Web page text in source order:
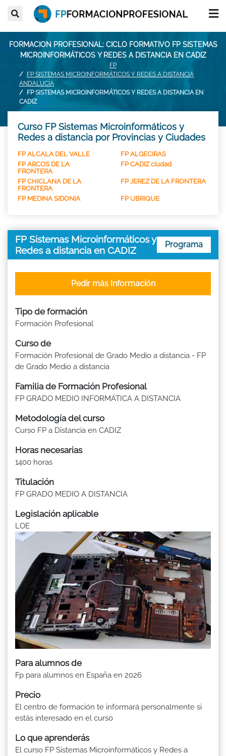
FORMACION PROFESIONAL: CICLO FORMATIVO FP SISTEMAS
MICROINFORMÁTICOS Y REDES A DISTANCIA EN CADIZ
FP
FP SISTEMAS MICROINFORMÁTICOS Y REDES A DISTANCIA
ANDALUCÍA
FP SISTEMAS MICROINFORMÁTICOS Y REDES A DISTANCIA EN
CADIZ
Curso FP Sistemas Microinformáticos y
Redes a distancia por Provincias y Ciudades
FP ALCALA DEL VALLE
FP ALGECIRAS
FP ARCOS DE LA
FRONTERA
FP CADIZ ciudad
FP CHICLANA DE LA
FRONTERA
FP JEREZ DE LA FRONTERA
FP MEDINA SIDONIA FP UBRIQUE
FP Sistemas Microinformáticos y
Redes a distancia en CADIZ
Programa
Tipo de formación
Formación Profesional
Curso de
Formación Profesional de Grado Medio a distancia - FP
de Grado Medio a distancia
Familia de Formación Profesional
FP GRADO MEDIO INFORMÁTICA A DISTANCIA
Metodología del curso
Curso FP a Distancia en CADIZ
Horas necesarias
1400 horas
Titulación
FP GRADO MEDIO A DISTANCIA
Legislación aplicable
LOE
Para alumnos de
Fp para alumnos en España en 2026
Precio
El centro de formación te informará personalmente si
estás interesado en el curso
Pedir más Información
Lo que aprenderás
El curso FP Sistemas Microinformáticos y Redes a